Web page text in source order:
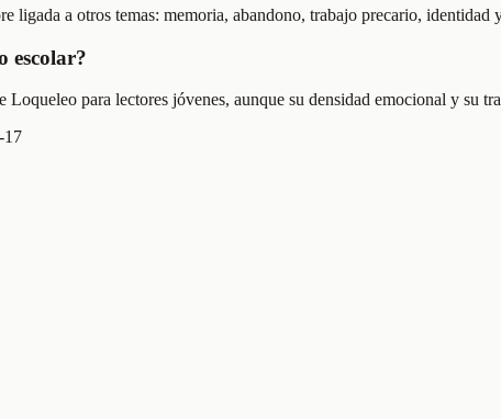
ligada a otros temas: memoria, abandono, trabajo precario,
escolar?
para lectores jóvenes, aunque su densidad emocional y su
17